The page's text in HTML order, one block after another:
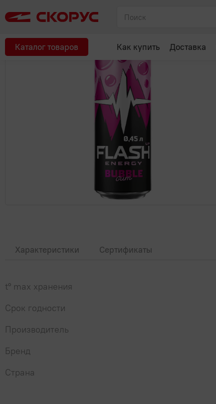
Каталог товаров Как купить Доставка
Главная Соки, вода, напитки Энергетические напитки
Характеристики Сертификаты
t° max хранения
Срок годности
Производитель
Бренд
Страна